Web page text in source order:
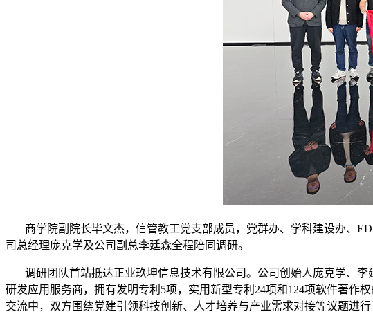
商学院副院长毕文杰，信管教工党支部成员，党群办、学科建设办、
司总经理庞克学及公司副总李廷森全程陪同调研。
调研团队首站抵达正业玖坤信息技术有限公司。公司创始人庞克学、李
研发应用服务商，拥有发明专利5项，实用新型专利24项和124项软件著作
交流中，双方围绕党建引领科技创新、人才培养与产业需求对接等议题进